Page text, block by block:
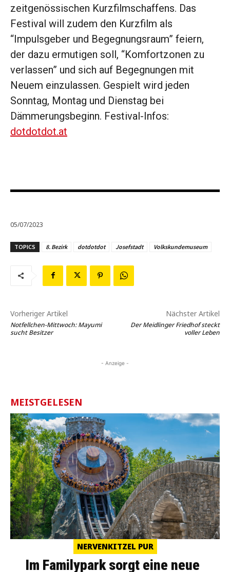
zeitgenössischen Kurzfilmschaffens. Das
Festival will zudem den Kurzfilm als
“Impulsgeber und Begegnungsraum” feiern,
der dazu ermutigen soll, “Komfortzonen zu
verlassen” und sich auf Begegnungen mit
Neuem einzulassen. Gespielt wird jeden
Sonntag, Montag und Dienstag bei
Dämmerungsbeginn. Festival-Infos:
dotdotdot.at
05/07/2023
TOPICS 8. Bezirk dotdotdot Josefstadt Volkskundemuseum
Vorheriger Artikel
Notfellchen-Mittwoch: Mayumi
sucht Besitzer
Nächster Artikel
Der Meidlinger Friedhof steckt
voller Leben
- Anzeige -
MEISTGELESEN
NERVENKITZEL PUR
Im Familypark sorgt eine neue